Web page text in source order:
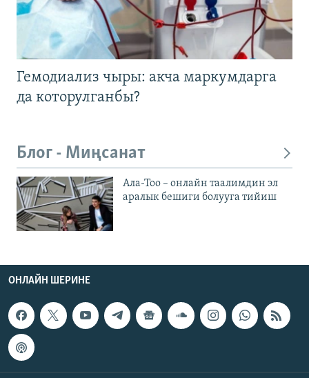
Гемодиализ чыры: акча маркумдарга
да которулганбы?
Блог - Миңсанат
Ала-Тоо – онлайн таалимдин эл
аралык бешиги болууга тийиш
ОНЛАЙН ШЕРИНЕ